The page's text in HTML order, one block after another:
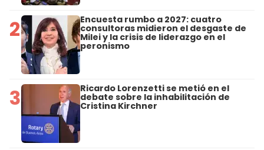
2 Encuesta rumbo a 2027: cuatro
consultoras midieron el desgaste de
Milei y la crisis de liderazgo en el
peronismo
3 Ricardo Lorenzetti se metió en el
debate sobre la inhabilitación de
Cristina Kirchner